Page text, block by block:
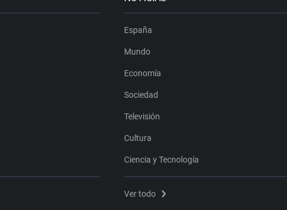
España
Mundo
Economía
Sociedad
Televisión
Cultura
Ciencia y Tecnología
Ver todo